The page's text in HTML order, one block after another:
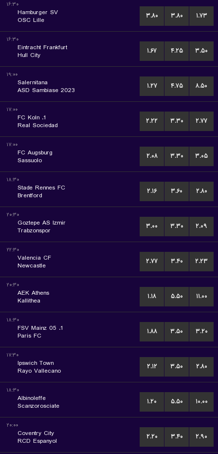
۱۶:۳۰
Hamburger SV
OSC Lille
۳.۸۰ ۳.۸۰ ۱.۷۳
۱۶:۳۰
Eintracht Frankfurt
Hull City
۱.۶۷ ۴.۲۵ ۳.۵۰
۱۹:۰۰
Salernitana
ASD Sambiase 2023
۱.۲۷ ۴.۷۵ ۸.۵۰
۱۷:۰۰
1. FC Koln
Real Sociedad
۲.۲۲ ۳.۳۰ ۲.۷۷
۱۷:۰۰
FC Augsburg
Sassuolo
۲.۰۸ ۳.۳۰ ۳.۰۵
۱۸:۳۰
Stade Rennes FC
Brentford
۲.۱۶ ۳.۶۰ ۲.۸۰
۲۰:۳۰
Goztepe AS Izmir
Trabzonspor
۳.۰۰ ۳.۳۰ ۲.۰۹
۲۲:۳۰
Valencia CF
Newcastle
۲.۷۷ ۳.۴۰ ۲.۲۳
۲۰:۳۰
AEK Athens
Kallithea
۱.۱۸ ۵.۵۰ ۱۱.۰۰
۱۸:۳۰
1. FSV Mainz 05
Paris FC
۱.۸۸ ۳.۵۰ ۳.۲۰
۱۷:۳۰
Ipswich Town
Rayo Vallecano
۲.۱۲ ۳.۵۰ ۲.۸۰
۱۸:۳۰
Albinoleffe
Scanzorosciate
۱.۲۰ ۵.۵۰ ۱۰.۰۰
۲۰:۰۰
Coventry City
RCD Espanyol
۲.۲۰ ۳.۴۰ ۲.۹۰